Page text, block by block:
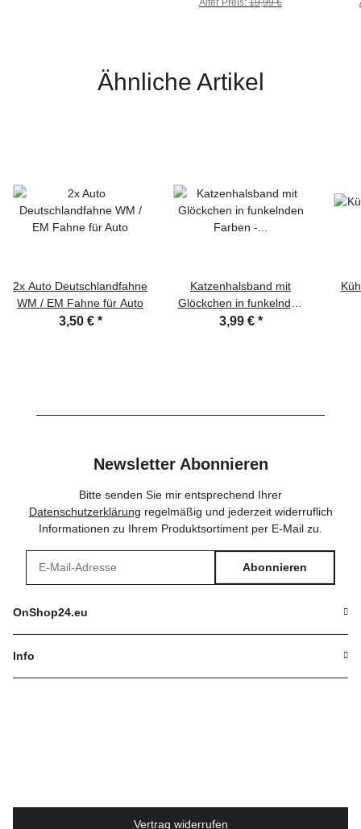
Ähnliche Artikel
2x Auto Deutschlandfahne
WM / EM Fahne für Auto
3,50 € *
Katzenhalsband mit
Glöckchen in funkelnden
Farben - Halsband für
3,99 € *
Newsletter Abonnieren
Bitte senden Sie mir entsprechend Ihrer
Datenschutzerklärung regelmäßig und jederzeit widerruflich
Informationen zu Ihrem Produktsortiment per E-Mail zu.
Abonnieren
OnShop24.eu
Info
Vertrag widerrufen